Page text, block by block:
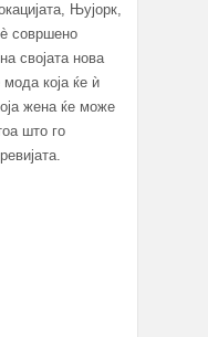
Њујорк,
совршено
својата нова
која ќе ѝ
жена ќе може
што го